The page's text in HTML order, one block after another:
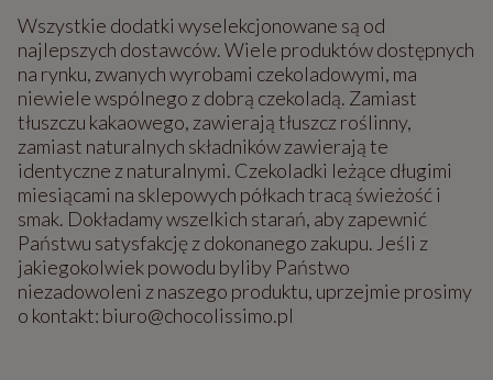
Wszystkie dodatki wyselekcjonowane są od
najlepszych dostawców. Wiele produktów dostępnych
na rynku, zwanych wyrobami czekoladowymi, ma
niewiele wspólnego z dobrą czekoladą. Zamiast
tłuszczu kakaowego, zawierają tłuszcz roślinny,
zamiast naturalnych składników zawierają te
identyczne z naturalnymi. Czekoladki leżące długimi
miesiącami na sklepowych półkach tracą świeżość i
smak. Dokładamy wszelkich starań, aby zapewnić
Państwu satysfakcję z dokonanego zakupu. Jeśli z
jakiegokolwiek powodu byliby Państwo
niezadowoleni z naszego produktu, uprzejmie prosimy
o kontakt: biuro@chocolissimo.pl